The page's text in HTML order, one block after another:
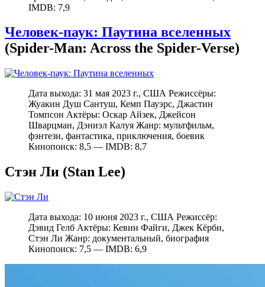
IMDB: 7,9
Человек-паук: Паутина вселенных
(Spider-Man: Across the Spider-Verse)
Дата выхода: 31 мая 2023 г., США Режиссёры:
Жуакин Душ Сантуш, Кемп Пауэрс, Джастин
Томпсон Актёры: Оскар Айзек, Джейсон
Шварцман, Дэниэл Калуя Жанр: мультфильм,
фэнтези, фантастика, приключения, боевик
Кинопоиск: 8,5 — IMDB: 8,7
Стэн Ли (Stan Lee)
Дата выхода: 10 июня 2023 г., США Режиссёр:
Дэвид Гелб Актёры: Кевин Файги, Джек Кёрби,
Стэн Ли Жанр: документальный, биография
Кинопоиск: 7,5 — IMDB: 6,9